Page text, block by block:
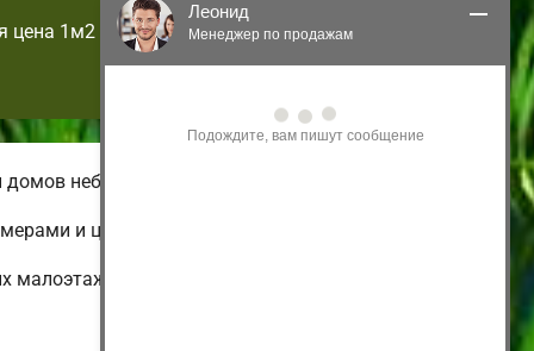
цена 1м2
небольшой площади.
и ценами.
малоэтажных и дешевых до
Леонид
Менеджер по продажам
Здравствуйте! Я могу
проконсультировать Вас по нашим
акциям и проектам.